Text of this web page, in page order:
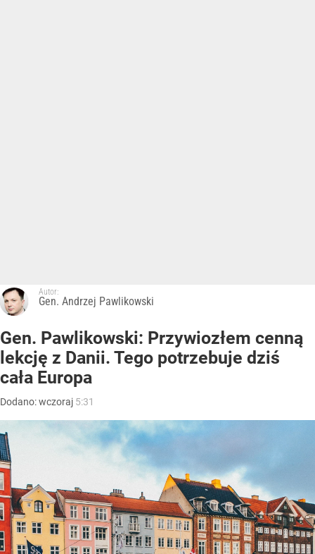
Autor:
Gen. Andrzej Pawlikowski
Gen. Pawlikowski: Przywiozłem cenną
lekcję z Danii. Tego potrzebuje dziś
cała Europa
Dodano:wczoraj 5:31